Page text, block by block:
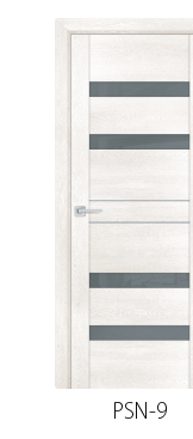
PSN-9